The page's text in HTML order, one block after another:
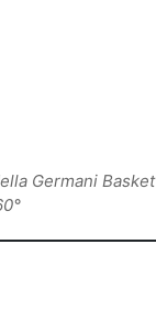
Germani Basket